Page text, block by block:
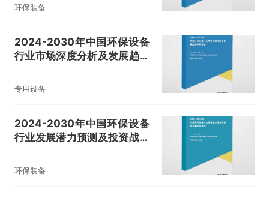
环保装备
2024-2030年中国环保设备
行业市场深度分析及发展趋势
专用设备
2024-2030年中国环保设备
行业发展潜力预测及投资战略
环保装备